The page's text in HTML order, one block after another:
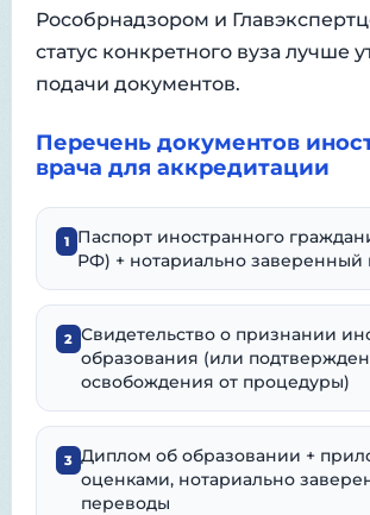
Рособрнадзором и
статус конкретного вуза лучше
подачи документов.
Перечень документов
врача для аккредитации
1 Паспорт иностранного
РФ) + нотариально заверенный
2 Свидетельство о признании
образования (или
освобождения от процедуры)
3 Диплом об образовании +
оценками, нотариально
переводы